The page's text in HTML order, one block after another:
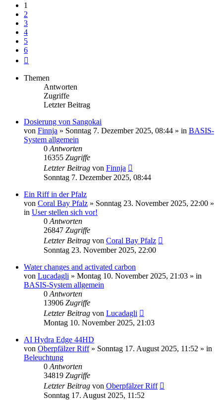
1
2
3
4
5
6
Themen
Antworten
Zugriffe
Letzter Beitrag
Dosierung von Sangokai
von Finnja » Sonntag 7. Dezember 2025, 08:44 » in BASIS-
System allgemein
0 Antworten
16355 Zugriffe
Letzter Beitrag von Finnja
Sonntag 7. Dezember 2025, 08:44
Ein Riff in der Pfalz
von Coral Bay Pfalz » Sonntag 23. November 2025, 22:00 »
in User stellen sich vor!
0 Antworten
26847 Zugriffe
Letzter Beitrag von Coral Bay Pfalz
Sonntag 23. November 2025, 22:00
Water changes and activated carbon
von Lucadagli » Montag 10. November 2025, 21:03 » in
BASIS-System allgemein
0 Antworten
13906 Zugriffe
Letzter Beitrag von Lucadagli
Montag 10. November 2025, 21:03
AI Hydra Edge 44HD
von Oberpfälzer Riff» Sonntag 17. August 2025, 11:52 » in
Beleuchtung
0 Antworten
34819 Zugriffe
Letzter Beitrag von Oberpfälzer Riff
Sonntag 17. August 2025, 11:52